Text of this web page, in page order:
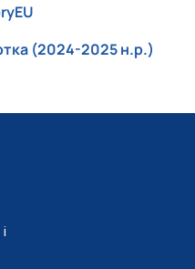
(2024-2025 н.р.)